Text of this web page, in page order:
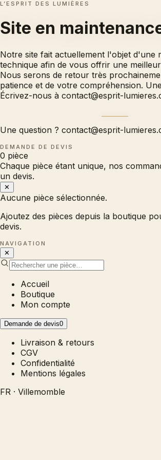
L’ESPRIT DES LUMIÈRES
Site en
Notre site fait actuellement l'objet d'une
technique afin de vous offrir une
Nous serons de retour très
patience et de votre compréhension.
Écrivez-nous à contact@esprit-
Une question ? contact@esprit-
DEMANDE DE DEVIS
0 pièce
Chaque pièce étant unique, nos
un devis.
✕
Aucune pièce sélectionnée.
Ajoutez des pièces depuis la boutique
devis.
NAVIGATION
✕
Accueil
Boutique
Mon compte
Demande de devis0
Livraison & retours
CGV
Confidentialité
Mentions légales
FR · Villemomble